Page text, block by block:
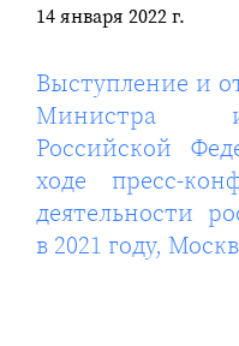
14 января 2022 г.
Выступление и
Министра
Российской
ходе пресс-
деятельности
в 2021 году,